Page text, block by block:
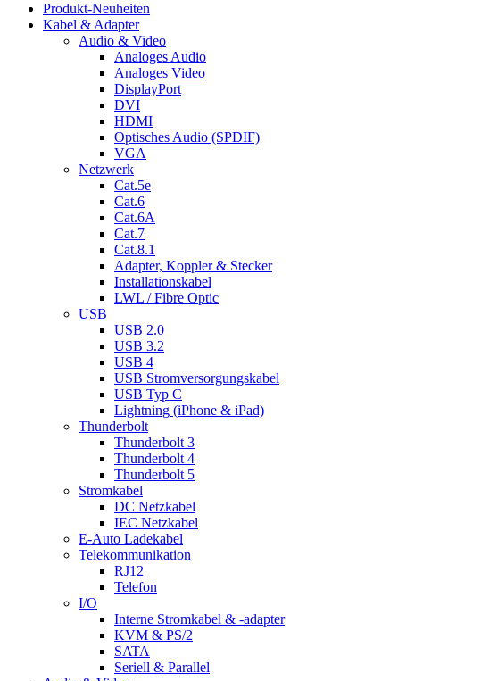
Produkt-Neuheiten
Kabel & Adapter
Audio & Video
Analoges Audio
Analoges Video
DisplayPort
DVI
HDMI
Optisches Audio (SPDIF)
VGA
Netzwerk
Cat.5e
Cat.6
Cat.6A
Cat.7
Cat.8.1
Adapter, Koppler & Stecker
Installationskabel
LWL / Fibre Optic
USB
USB 2.0
USB 3.2
USB 4
USB Stromversorgungskabel
USB Typ C
Lightning (iPhone & iPad)
Thunderbolt
Thunderbolt 3
Thunderbolt 4
Thunderbolt 5
Stromkabel
DC Netzkabel
IEC Netzkabel
E-Auto Ladekabel
Telekommunikation
RJ12
Telefon
I/O
Interne Stromkabel & -adapter
KVM & PS/2
SATA
Seriell & Parallel